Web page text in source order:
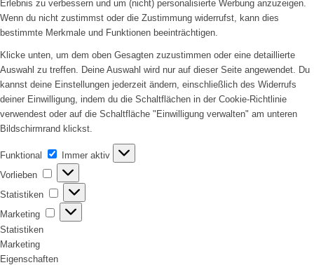
Erlebnis zu verbessern und um (nicht) personalisierte Werbung anzuzeigen.
Wenn du nicht zustimmst oder die Zustimmung widerrufst, kann dies
bestimmte Merkmale und Funktionen beeinträchtigen.
Klicke unten, um dem oben Gesagten zuzustimmen oder eine detaillierte
Auswahl zu treffen. Deine Auswahl wird nur auf dieser Seite angewendet. Du
kannst deine Einstellungen jederzeit ändern, einschließlich des Widerrufs
deiner Einwilligung, indem du die Schaltflächen in der Cookie-Richtlinie
verwendest oder auf die Schaltfläche "Einwilligung verwalten" am unteren
Bildschirmrand klickst.
Funktional Funktional
Immer aktiv
Vorlieben
Vorlieben
Statistiken Statistiken
Marketing
Marketing
Statistiken
Marketing
Eigenschaften